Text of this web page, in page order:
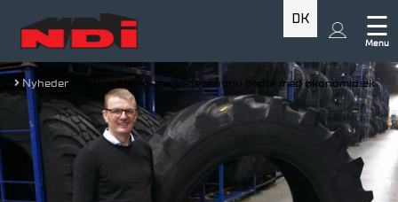
☰
Menu
DK
Nyheder NDI vil dække markedet endnu bedre med økonomidæk